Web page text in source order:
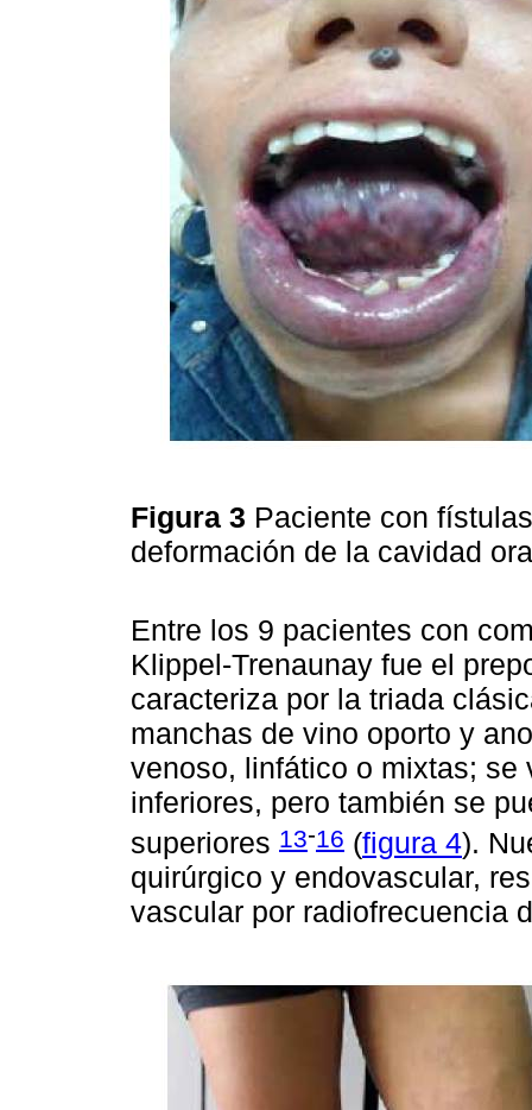
Figura 3 Paciente con
deformación de la cavidad
Entre los 9 pacientes con
Klippel-Trenaunay fue el
caracteriza por la triada
manchas de vino oporto y
venoso, linfático o mixtas; se
inferiores, pero también se
superiores 13-16 (figura 4).
quirúrgico y endovascular,
vascular por radiofrecuencia